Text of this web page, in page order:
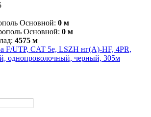
Основной: 0 м
Основной: 0 м
4575 м
F/UTP, CAT 5e, LSZH нг(А)-HF, 4PR,
однопроволочный, черный, 305м